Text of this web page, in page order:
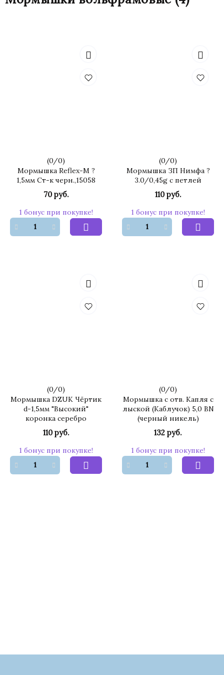
(0/0)
Мормышка Reflex-M ?
1,5мм Ст-к черн.,15058
70 руб.
1 бонус при покупке!
(0/0)
Мормышка ЗП Нимфа ?
3.0/0,45g с петлей
110 руб.
1 бонус при покупке!
(0/0)
Мормышка DZUK Чёртик
d-1,5мм "Высокий"
коронка серебро
110 руб.
1 бонус при покупке!
(0/0)
Мормышка с отв. Капля с
лыской (Каблучок) 5,0 BN
(черный никель)
132 руб.
1 бонус при покупке!